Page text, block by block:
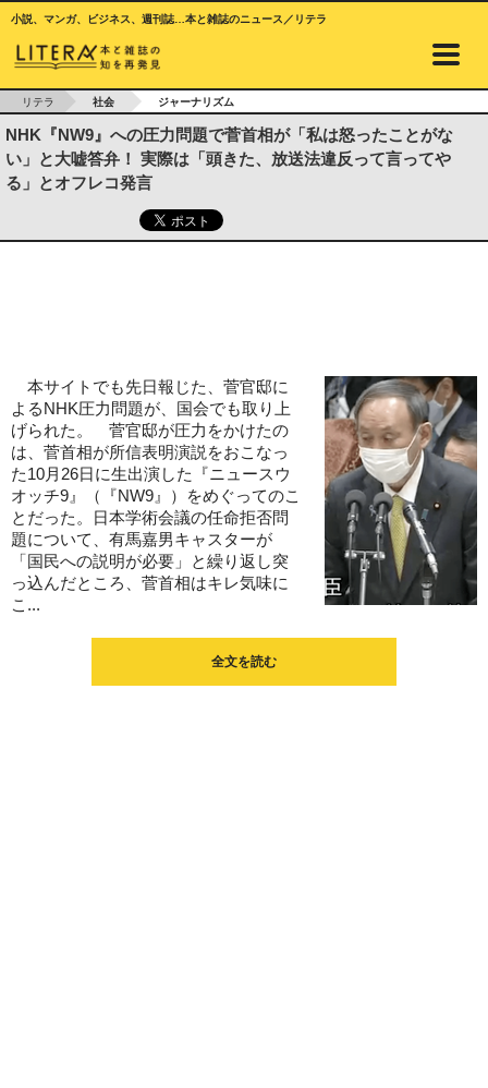
小説、マンガ、ビジネス、週刊誌…本と雑誌のニュース／リテラ
リテラ 社会 ジャーナリズム
NHK『NW9』への圧力問題で菅首相が「私は怒ったことがな
い」と大嘘答弁！ 実際は「頭きた、放送法違反って言ってや
る」とオフレコ発言
本サイトでも先日報じた、菅官邸に
よるNHK圧力問題が、国会でも取り上
げられた。 菅官邸が圧力をかけたの
は、菅首相が所信表明演説をおこなっ
た10月26日に生出演した『ニュースウ
オッチ9』（『NW9』）をめぐってのこ
とだった。日本学術会議の任命拒否問
題について、有馬嘉男キャスターが
「国民への説明が必要」と繰り返し突
っ込んだところ、菅首相はキレ気味に
こ...
全文を読む